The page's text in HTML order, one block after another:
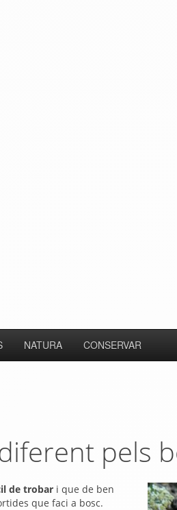
NATURA CONSERVAR
pels
de trobar i que de ben
que faci a bosc.